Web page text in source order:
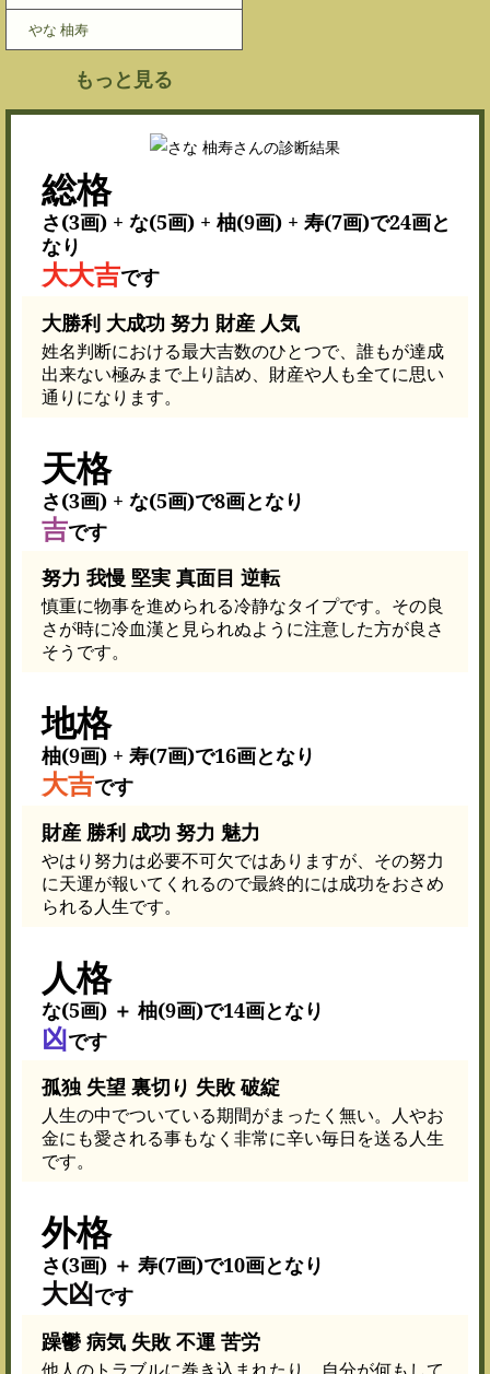
やな 柚寿
もっと見る
総格
さ(3画) + な(5画) + 柚(9画) + 寿(7画)で24画と
なり
大大吉です
大勝利 大成功 努力 財産 人気
姓名判断における最大吉数のひとつで、誰もが達成
出来ない極みまで上り詰め、財産や人も全てに思い
通りになります。
天格
さ(3画) + な(5画)で8画となり
吉です
努力 我慢 堅実 真面目 逆転
慎重に物事を進められる冷静なタイプです。その良
さが時に冷血漢と見られぬように注意した方が良さ
そうです。
地格
柚(9画) + 寿(7画)で16画となり
大吉です
財産 勝利 成功 努力 魅力
やはり努力は必要不可欠ではありますが、その努力
に天運が報いてくれるので最終的には成功をおさめ
られる人生です。
人格
な(5画) ＋ 柚(9画)で14画となり
凶です
孤独 失望 裏切り 失敗 破綻
人生の中でついている期間がまったく無い。人やお
金にも愛される事もなく非常に辛い毎日を送る人生
です。
外格
さ(3画) ＋ 寿(7画)で10画となり
大凶です
躁鬱 病気 失敗 不運 苦労